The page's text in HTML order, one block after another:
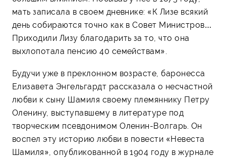
мать записала в своем дневнике: «К Лизе всякий
день собираются точно как в Совет Министров…
Приходили Лизу благодарить за то, что она
выхлопотала пенсию 40 семействам».
Будучи уже в преклонном возрасте, баронесса
Елизавета Энгельгардт рассказала о несчастной
любви к сыну Шамиля своему племяннику Петру
Оленину, выступавшему в литературе под
творческим псевдонимом Оленин-Волгарь. Он
воспел эту историю любви в повести «Невеста
Шамиля», опубликованной в 1904 году в журнале